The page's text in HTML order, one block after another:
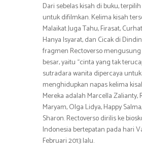
Dari sebelas kisah di buku,
untuk difilmkan. Kelima kisah
Malaikat Juga Tahu, Firasat,
Hanya Isyarat, dan Cicak di
fragmen Rectoverso
besar, yaitu “cinta yang tak
sutradara wanita dipercaya untuk
menghidupkan napas kelima
Mereka adalah Marcella Zalianty,
Maryam, Olga Lidya, Happy
Sharon. Rectoverso dirilis ke
Indonesia bertepatan pada hari
Februari 2013 lalu.